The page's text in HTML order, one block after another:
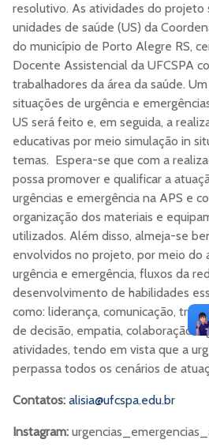
resolutivo. As atividades do projeto
unidades de saúde (US) da
do município de Porto Alegre RS,
Docente Assistencial da UFCSPA
trabalhadores da área da saúde.
situações de urgência e
US será feito e, em seguida, a
educativas por meio simulação in
temas. Espera-se que com a
possa promover e qualificar a
urgências e emergência na APS e
organização dos materiais e
utilizados. Além disso, almeja-se
envolvidos no projeto, por meio do
urgência e emergência, fluxos da
desenvolvimento de habilidades
como: liderança, comunicação,
de decisão, empatia, colaboração
atividades, tendo em vista que a
perpassa todos os cenários de
Contatos: alisia@ufcspa.edu.br
Instagram: